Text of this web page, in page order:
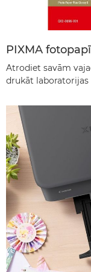
PIXMA
Atrodiet savām
drukāt